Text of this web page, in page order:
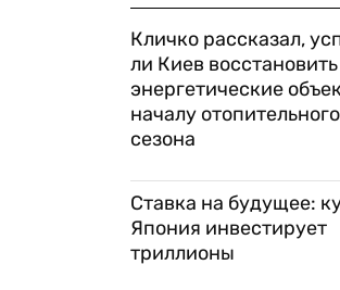
Кличко рассказал,
ли Киев восстановить
энергетические
началу отопительного
сезона
Ставка на будущее:
Япония инвестирует
триллионы